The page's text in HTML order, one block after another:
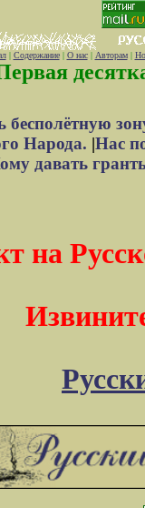
| Содержание| О нас| Авторам|
бесполётную
Народа. |Нас
давать
на